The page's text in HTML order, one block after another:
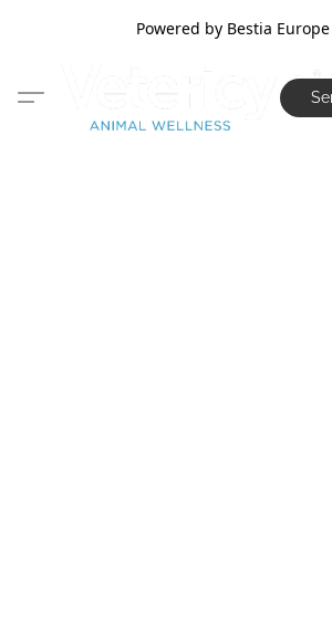
Powered by Bestia Europe